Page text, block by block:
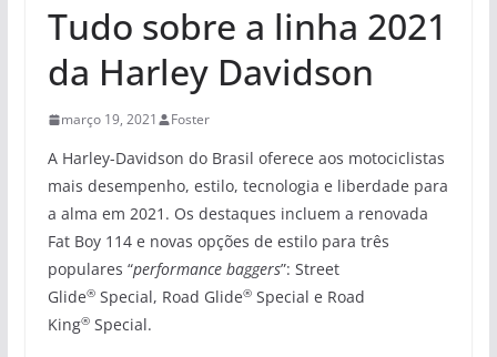
Tudo sobre a linha 2021
da Harley Davidson
março 19, 2021 Foster
A Harley-Davidson do Brasil oferece aos motociclistas
mais desempenho, estilo, tecnologia e liberdade para
a alma em 2021. Os destaques incluem a renovada
Fat Boy 114 e novas opções de estilo para três
populares “performance baggers”: Street
Glide®Special, Road Glide®Special e Road
King®Special.